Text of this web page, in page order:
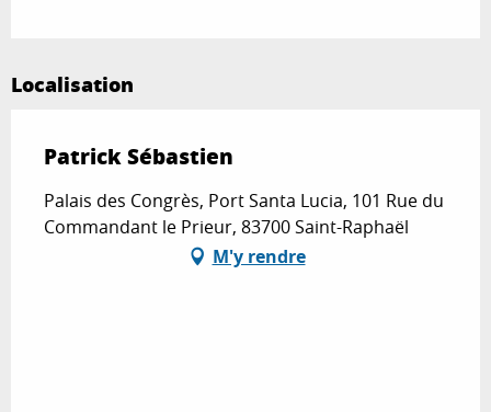
Localisation
Patrick Sébastien
Palais des Congrès, Port Santa Lucia, 101 Rue du
Commandant le Prieur, 83700 Saint-Raphaël
M'y rendre